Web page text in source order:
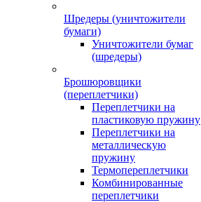
Шредеры (уничтожители
бумаги)
Уничтожители бумаг
(шредеры)
Брошюровщики
(переплетчики)
Переплетчики на
пластиковую пружину
Переплетчики на
металлическую
пружину
Термопереплетчики
Комбинированные
переплетчики